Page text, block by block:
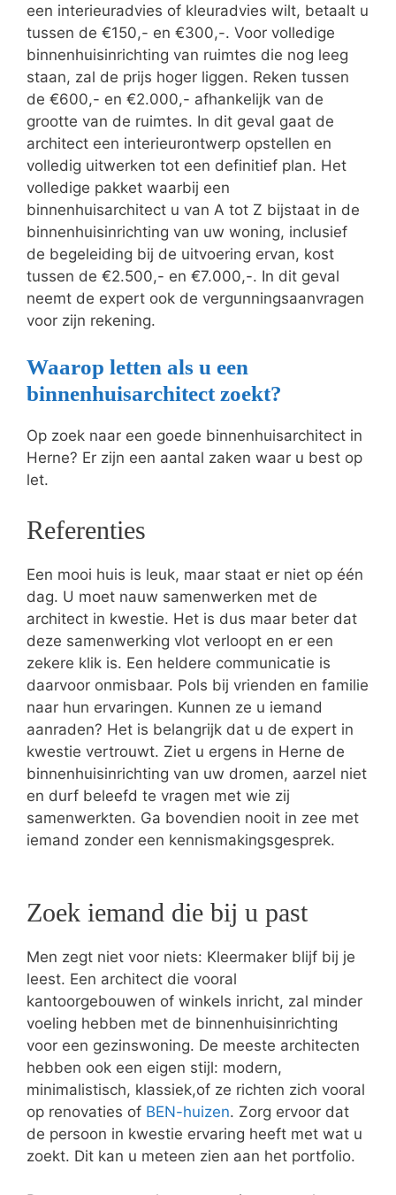
een interieuradvies of kleuradvies wilt, betaalt u
tussen de €150,- en €300,-. Voor volledige
binnenhuisinrichting van ruimtes die nog leeg
staan, zal de prijs hoger liggen. Reken tussen
de €600,- en €2.000,- afhankelijk van de
grootte van de ruimtes. In dit geval gaat de
architect een interieurontwerp opstellen en
volledig uitwerken tot een definitief plan. Het
volledige pakket waarbij een
binnenhuisarchitect u van A tot Z bijstaat in de
binnenhuisinrichting van uw woning, inclusief
de begeleiding bij de uitvoering ervan, kost
tussen de €2.500,- en €7.000,-. In dit geval
neemt de expert ook de vergunningsaanvragen
voor zijn rekening.
Waarop letten als u een
binnenhuisarchitect zoekt?
Op zoek naar een goede binnenhuisarchitect in
Herne? Er zijn een aantal zaken waar u best op
let.
Referenties
Een mooi huis is leuk, maar staat er niet op één
dag. U moet nauw samenwerken met de
architect in kwestie. Het is dus maar beter dat
deze samenwerking vlot verloopt en er een
zekere klik is. Een heldere communicatie is
daarvoor onmisbaar. Pols bij vrienden en familie
naar hun ervaringen. Kunnen ze u iemand
aanraden? Het is belangrijk dat u de expert in
kwestie vertrouwt. Ziet u ergens in Herne de
binnenhuisinrichting van uw dromen, aarzel niet
en durf beleefd te vragen met wie zij
samenwerkten. Ga bovendien nooit in zee met
iemand zonder een kennismakingsgesprek.
Zoek iemand die bij u past
Men zegt niet voor niets: Kleermaker blijf bij je
leest. Een architect die vooral
kantoorgebouwen of winkels inricht, zal minder
voeling hebben met de binnenhuisinrichting
voor een gezinswoning. De meeste architecten
hebben ook een eigen stijl: modern,
minimalistisch, klassiek,of ze richten zich vooral
op renovaties of BEN-huizen. Zorg ervoor dat
de persoon in kwestie ervaring heeft met wat u
zoekt. Dit kan u meteen zien aan het portfolio.